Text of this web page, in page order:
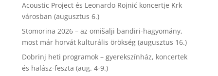
Acoustic Project és Leonardo Rojnić koncertje Krk
városban (augusztus 6.)
Stomorina 2026 – az omišalji bandiri-hagyomány,
most már horvát kulturális örökség (augusztus 16.)
Dobrinj heti programok – gyerekszínház, koncertek
és halász-feszta (aug. 4-9.)